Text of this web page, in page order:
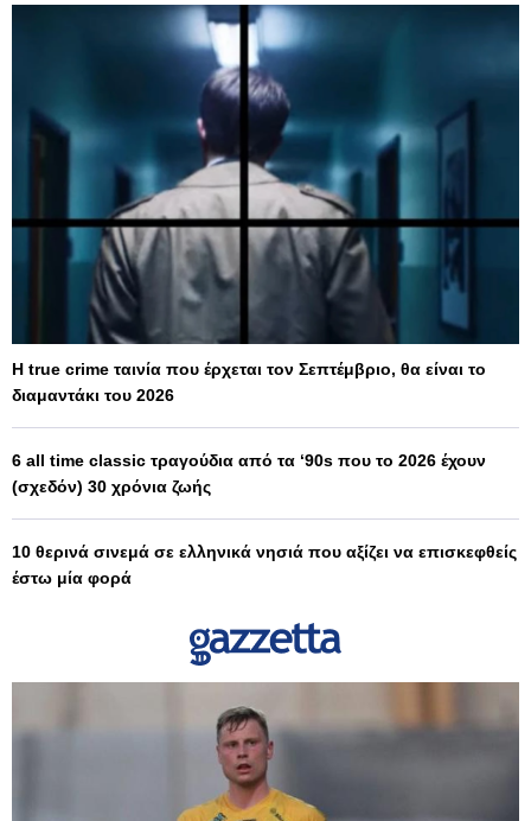
Η true crime ταινία που έρχεται τον Σεπτέμβριο, θα είναι το
διαμαντάκι του 2026
6 all time classic τραγούδια από τα ‘90s που το 2026 έχουν
(σχεδόν) 30 χρόνια ζωής
10 θερινά σινεμά σε ελληνικά νησιά που αξίζει να επισκεφθείς
έστω μία φορά